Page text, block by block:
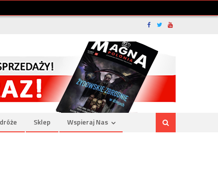
Sklep Wspieraj Nas